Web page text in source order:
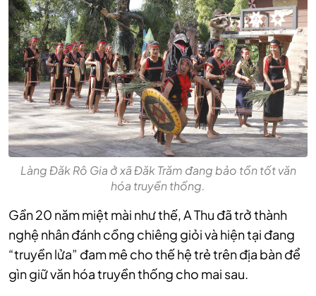
Làng Đăk Rô Gia ở xã Đăk Trăm đang bảo tồn tốt văn
hóa truyền thống.
Gần 20 năm miệt mài như thế, A Thu đã trở thành
nghệ nhân đánh cồng chiêng giỏi và hiện tại đang
“truyền lửa” đam mê cho thế hệ trẻ trên địa bàn để
gìn giữ văn hóa truyền thống cho mai sau.